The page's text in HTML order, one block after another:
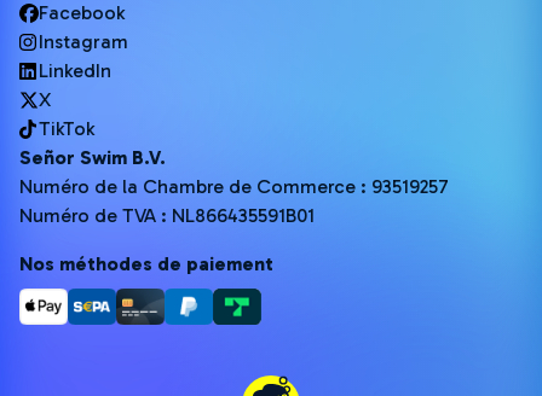
Facebook
Instagram
LinkedIn
X
TikTok
Señor Swim B.V.
Numéro de la Chambre de Commerce : 93519257
Numéro de TVA : NL866435591B01
Nos méthodes de paiement